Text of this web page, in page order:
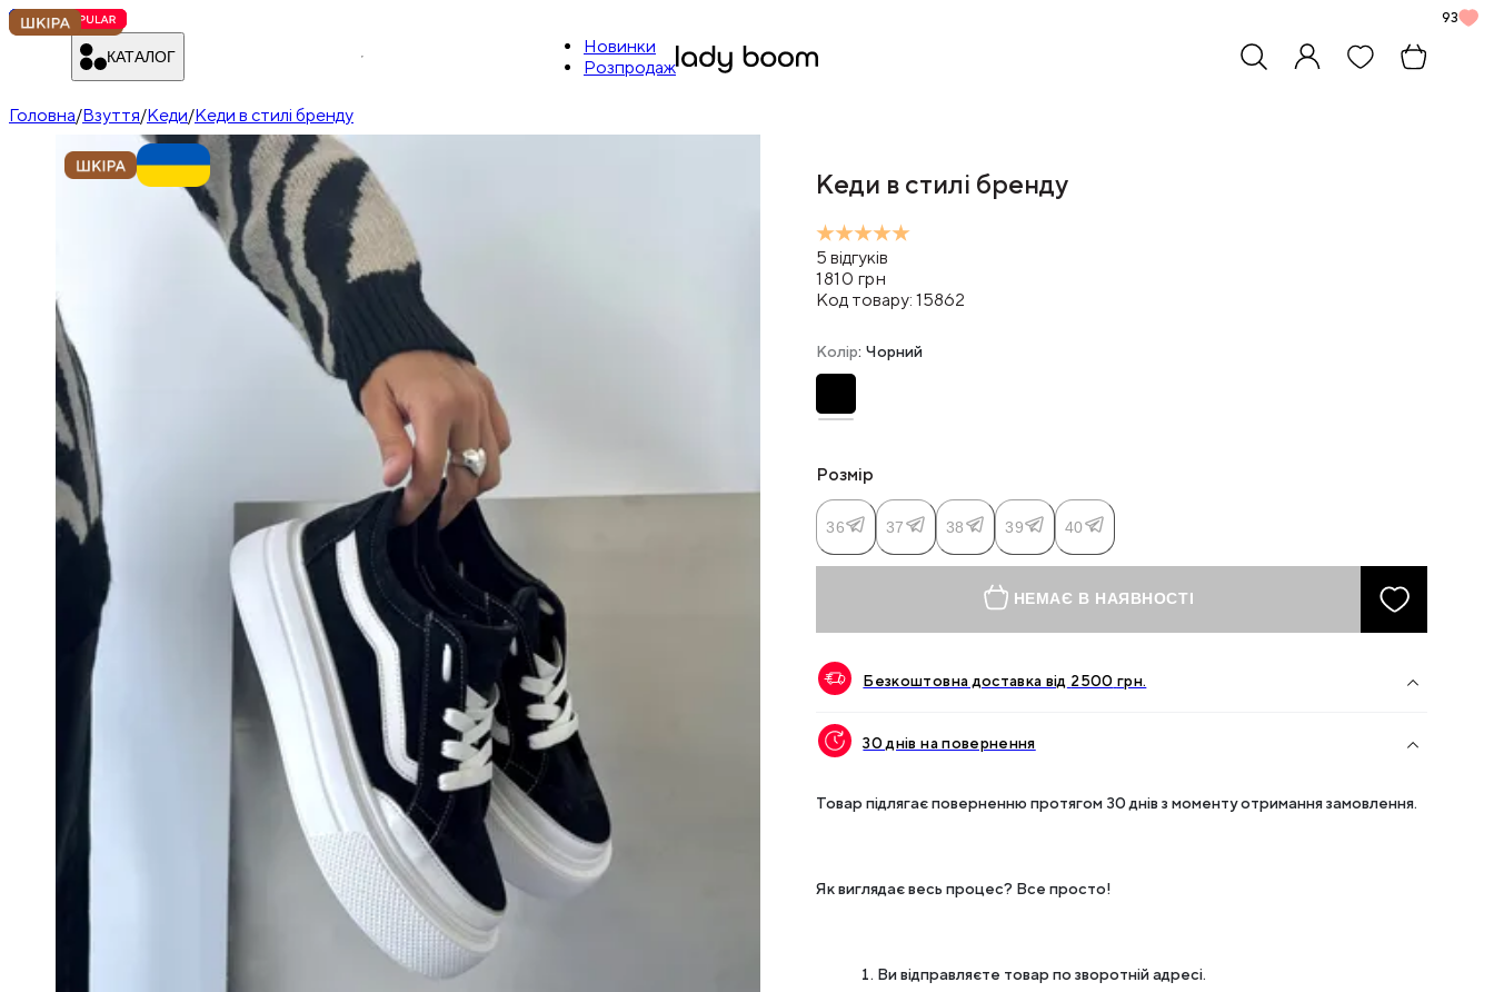
КАТАЛОГ
Новинки
Розпродаж
Головна/Взуття/Кеди/Кеди в стилі бренду
93
Кеди в стилі бренду
5 відгуків
1810 грн
Код товару:15862
Колір: Чорний
Розмір
36 37 38 39 40
НЕМАЄ В НАЯВНОСТІ
Безкоштовна доставка від 2500 грн.
30 днів на повернення
Товар підлягає поверненню протягом 30 днів з моменту отримання замовлення.
Як виглядає весь процес? Все просто!
Ви відправляєте товар по зворотній адресі.